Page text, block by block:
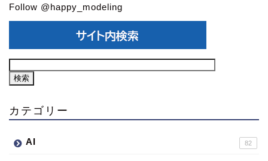
Follow @happy_modeling
カテゴリー
AI 82